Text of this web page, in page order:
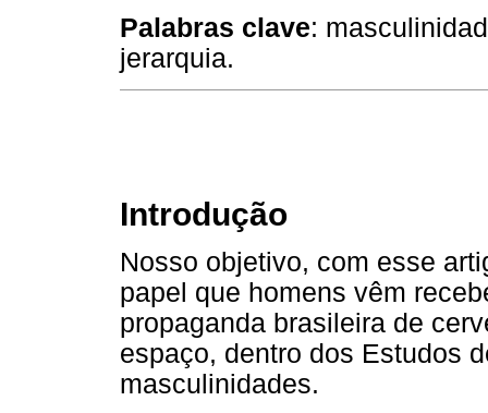
Palabras clave:
jerarquia.
Introdução
Nosso objetivo, com esse
papel que homens vêm
propaganda brasileira de
espaço, dentro dos Estudos
masculinidades.